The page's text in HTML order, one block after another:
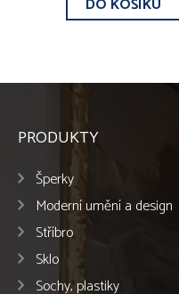
PRODUKTY
Šperky
Moderní umění a design
Stříbro
Sklo
Sochy, plastiky